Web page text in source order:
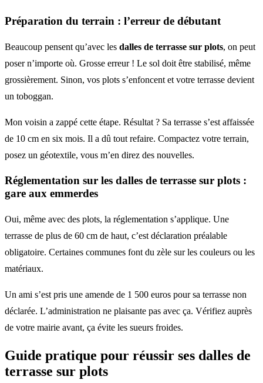
Préparation du terrain : l’erreur de débutant
Beaucoup pensent qu’avec les dalles de terrasse sur plots, on peut
poser n’importe où. Grosse erreur ! Le sol doit être stabilisé, même
grossièrement. Sinon, vos plots s’enfoncent et votre terrasse devient
un toboggan.
Mon voisin a zappé cette étape. Résultat ? Sa terrasse s’est affaissée
de 10 cm en six mois. Il a dû tout refaire. Compactez votre terrain,
posez un géotextile, vous m’en direz des nouvelles.
Réglementation sur les dalles de terrasse sur plots :
gare aux emmerdes
Oui, même avec des plots, la réglementation s’applique. Une
terrasse de plus de 60 cm de haut, c’est déclaration préalable
obligatoire. Certaines communes font du zèle sur les couleurs ou les
matériaux.
Un ami s’est pris une amende de 1 500 euros pour sa terrasse non
déclarée. L’administration ne plaisante pas avec ça. Vérifiez auprès
de votre mairie avant, ça évite les sueurs froides.
Guide pratique pour réussir ses dalles de
terrasse sur plots